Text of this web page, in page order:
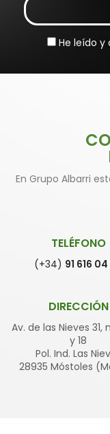
He leído y
En Grupo Albarri
TELÉFONO
(+34) 91 616
DIRECCIÓN
Av. de las Nieves 31,
y 18
Pol. Ind. Las
28935 Móstoles